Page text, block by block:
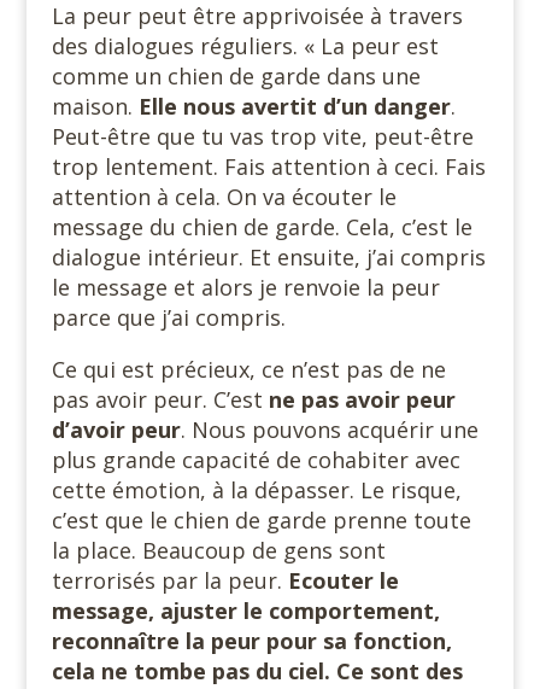
La peur peut être apprivoisée à travers
des dialogues réguliers. « La peur est
comme un chien de garde dans une
maison. Elle nous avertit d’un danger.
Peut-être que tu vas trop vite, peut-être
trop lentement. Fais attention à ceci. Fais
attention à cela. On va écouter le
message du chien de garde. Cela, c’est le
dialogue intérieur. Et ensuite, j’ai compris
le message et alors je renvoie la peur
parce que j’ai compris.
Ce qui est précieux, ce n’est pas de ne
pas avoir peur. C’est ne pas avoir peur
d’avoir peur. Nous pouvons acquérir une
plus grande capacité de cohabiter avec
cette émotion, à la dépasser. Le risque,
c’est que le chien de garde prenne toute
la place. Beaucoup de gens sont
terrorisés par la peur. Ecouter le
message, ajuster le comportement,
reconnaître la peur pour sa fonction,
cela ne tombe pas du ciel. Ce sont des